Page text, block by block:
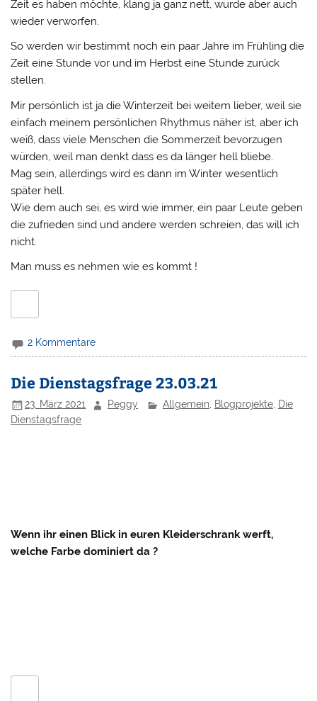
Zeit es haben möchte, klang ja ganz nett, wurde aber auch
wieder verworfen.
So werden wir bestimmt noch ein paar Jahre im Frühling die
Zeit eine Stunde vor und im Herbst eine Stunde zurück
stellen.
Mir persönlich ist ja die Winterzeit bei weitem lieber, weil sie
einfach meinem persönlichen Rhythmus näher ist, aber ich
weiß, dass viele Menschen die Sommerzeit bevorzugen
würden, weil man denkt dass es da länger hell bliebe.
Mag sein, allerdings wird es dann im Winter wesentlich
später hell.
Wie dem auch sei, es wird wie immer, ein paar Leute geben
die zufrieden sind und andere werden schreien, das will ich
nicht.
Man muss es nehmen wie es kommt !
2 Kommentare
Die Dienstagsfrage 23.03.21
23. März 2021 Peggy Allgemein, Blogprojekte, Die
Dienstagsfrage
Wenn ihr einen Blick in euren Kleiderschrank werft,
welche Farbe dominiert da ?